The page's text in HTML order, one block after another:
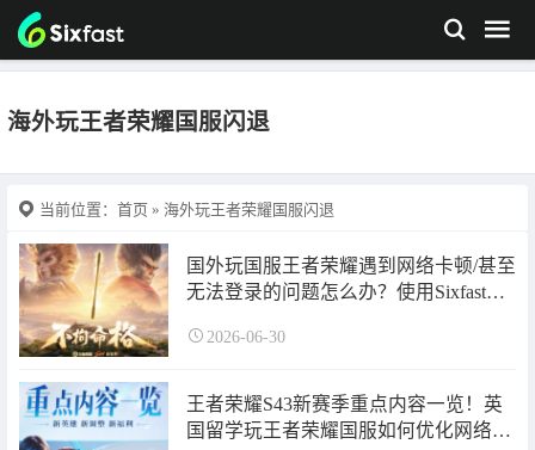
海外玩王者荣耀国服闪退
当前位置： 首页 » 海外玩王者荣耀国服闪退
国外玩国服王者荣耀遇到网络卡顿/甚至
无法登录的问题怎么办？使用Sixfast六
决！2026-06-30
王者荣耀S43新赛季重点内容一览！英
国留学玩王者荣耀国服如何优化网络连